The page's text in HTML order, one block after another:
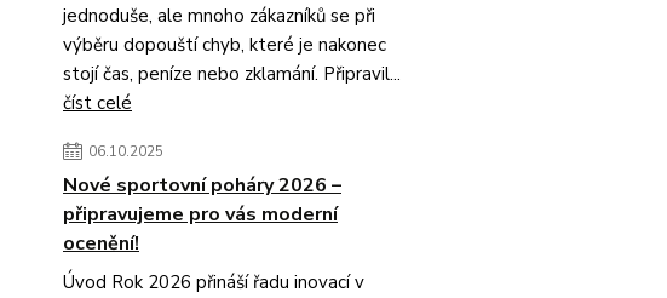
jednoduše, ale mnoho zákazníků se při
výběru dopouští chyb, které je nakonec
stojí čas, peníze nebo zklamání. Připravil...
číst celé
06.10.2025
Nové sportovní poháry 2026 –
připravujeme pro vás moderní
ocenění!
Úvod Rok 2026 přináší řadu inovací v